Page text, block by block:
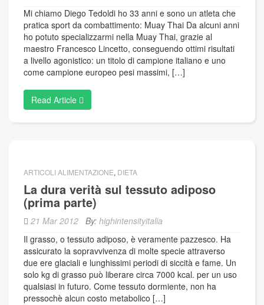
Mi chiamo Diego Tedoldi ho 33 anni e sono un atleta che
pratica sport da combattimento: Muay Thai Da alcuni anni
ho potuto specializzarmi nella Muay Thai, grazie al
maestro Francesco Lincetto, conseguendo ottimi risultati
a livello agonistico: un titolo di campione italiano e uno
come campione europeo pesi massimi, […]
Read Article
ARTICOLI ALIMENTAZIONE, DIETA
La dura verità sul tessuto adiposo
(prima parte)
21 Mar 2012 By: highintensityitalia
Il grasso, o tessuto adiposo, è veramente pazzesco. Ha
assicurato la sopravvivenza di molte specie attraverso
due ere glaciali e lunghissimi periodi di siccità e fame. Un
solo kg di grasso può liberare circa 7000 kcal. per un uso
qualsiasi in futuro. Come tessuto dormiente, non ha
pressochè alcun costo metabolico […]